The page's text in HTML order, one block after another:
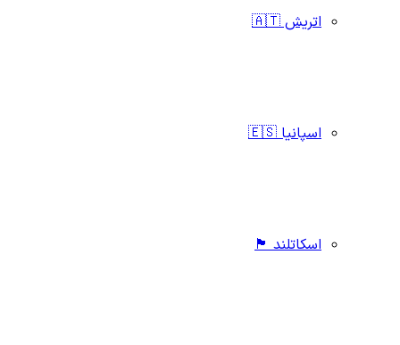
اتریش 🇦🇹
اسپانیا 🇪🇸
اسکاتلند 🏴󠁧󠁢󠁳󠁣󠁴󠁿